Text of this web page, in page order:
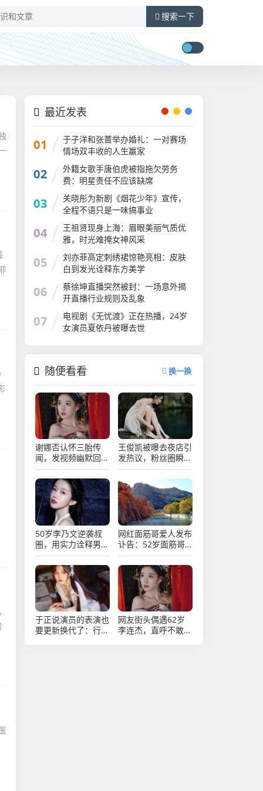
搜索一下
最近发表
01
于子洋和张蔷举办婚礼：一对赛场
情场双丰收的人生赢家​
02
外籍女歌手唐伯虎被指拖欠劳务
费：明星责任不应该缺席​
03
关晓彤为新剧《烟花少年》宣传，
全程不语只是一味搞事业
04
王祖贤现身上海：眉眼美丽气质优
雅，时光难掩女神风采
05
​刘亦菲高定刺绣裙惊艳亮相：皮肤
白到发光诠释东方美学​
06
蔡徐坤直播突然被封：一场意外揭
开直播行业规则​及乱象
07
电视剧《无忧渡》正在热播，24岁
女演员夏依丹被曝去世
随便看看 换一换
谢娜否认怀三胎传
闻，发视频幽默回
应，网友热议不断
王俊凯被曝去夜店引
发热议，粉丝圈瞬间
炸锅乱成一锅粥
50岁李乃文逆袭叔
圈，用实力诠释男演
员的魅力与坚持
网红面筋哥爱人发布
讣告：52岁面筋哥
因病于凌晨去世
于正说演员的表演也
要更新换代了：行业
网友街头偶遇62岁
李连杰，直呼不敢